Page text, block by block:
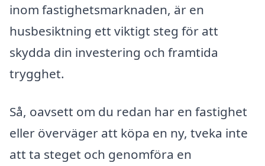
inom fastighetsmarknaden, är en
husbesiktning ett viktigt steg för att
skydda din investering och framtida
trygghet.
Så, oavsett om du redan har en fastighet
eller överväger att köpa en ny, tveka inte
att ta steget och genomföra en